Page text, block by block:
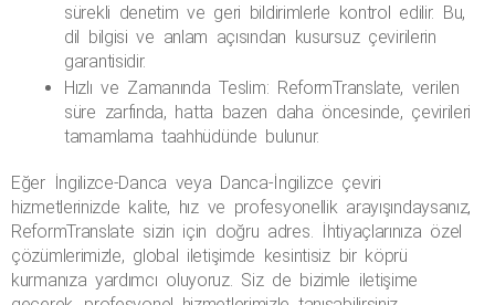
sürekli denetim ve geri bildirimlerle kontrol edilir. Bu,
dil bilgisi ve anlam açısından kusursuz çevirilerin
garantisidir.
Hızlı ve Zamanında Teslim: ReformTranslate, verilen
süre zarfında, hatta bazen daha öncesinde, çevirileri
tamamlama taahhüdünde bulunur.
Eğer İngilizce-Danca veya Danca-İngilizce çeviri
hizmetlerinizde kalite, hız ve profesyonellik arayışındaysanız,
ReformTranslate sizin için doğru adres. İhtiyaçlarınıza özel
çözümlerimizle, global iletişimde kesintisiz bir köprü
kurmanıza yardımcı oluyoruz. Siz de bizimle iletişime